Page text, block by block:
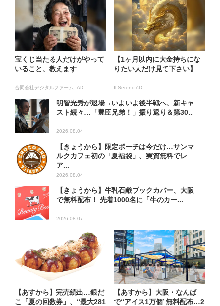
宝くじ当たる人だけがやって
いること、教えます
合同会社デジタルファーム AD
【1ヶ月以内に大金持ちにな
りたい人だけ見て下さい】
Il Sereno AD
明智光秀が退場→いよいよ後半戦へ、新キャ
スト続々…「豊臣兄弟！」振り返り＆第30...
2026.08.04
【きょうから】限定ポーチは今だけ…サンマ
ルクカフェ初の「夏福袋」、実質無料でレ
ア...
2026.08.04
【きょうから】牛乳石鹸ブックカバー、大阪
で無料配布！ 先着1000名に「牛のカー...
2026.08.07
【あすから】完売続出…銀だ
こ「夏の回数券」、“最大281
【あすから】大阪・なんば
で“アイス1万個”無料配布…2